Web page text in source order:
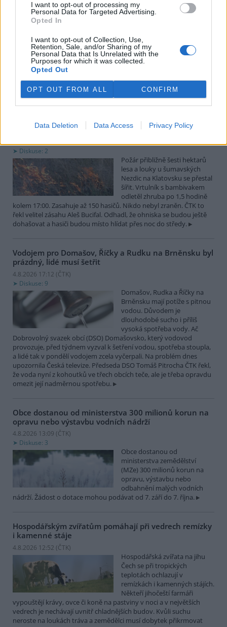
I want to opt-out of processing my
Personal Data for Targeted Advertising.
Opted In
I want to opt-out of Collection, Use,
Retention, Sale, and/or Sharing of my
Personal Data that Is Unrelated with the
Purposes for which it was collected.
Opted Out
OPT OUT FROM ALL CONFIRM
Data Deletion Data Access Privacy Policy
nízké hladině Visly
4.8.2026 18:35 (ČTK
Dvě polské tepelné elektrárny
omezují svůj provoz kvůli vlně
veder a nízké hladině vody v
řece Visle, kterou používají k
agenturaPAP, podle níž k tomuto kroku přistoupily elektrárny
Kozienice a Polaniec.
Desítky hasičů likvidují požár lesa na Šumavě
Aktualizováno
Diskuse: 2
Požár přibližně šesti hektarů
lesa a louky u šumavských
Nezdic na Klatovsku se přestal
šířit. Vrtulník s bambivakem
odletěl zhruba po 1,5 hodině
kolem 17:00. Zasahuje až 150 hasičů. Nikdo nebyl zraněn. ČTK to
řekl velitel zásahu Aleš Bucifal. Odhadl, že ohniska se budou ještě
dohašovat a hasiči budou místo hlídat přes noc do středy.
Vodojem pro Domašov, Říčky a Rudku na Brněnsku byl
prázdný, lidé musí šetřit
4.8.2026 17:12 (ČTK)
Diskuse: 9
Domašov, Rudka a Říčky na
Brněnsku mají potíže s pitnou
vodou. Důvodem je
dlouhodobé sucho i příliš
vysoká spotřeba vody. Ač
Dobrovolný svazek obcí (DSO) Domašovsko, který vodovod
provozuje, před týdnem vyzval k šetření vodou, spotřeba stoupla,
a lidé tak v pondělí vodojem zcela vyčerpali. Na problém dnes
upozornila Česká televize. Předseda DSO Tomáš Pitrocha ČTK řekl,
že voda nyní z kohoutků ve třech obcích teče, ale je třeba opravdu
omezit její nadměrnou spotřebu.
Obce dostanou od ministerstva 300 milionů korun na
opravu nebo výstavbu vodních nádrží
4.8.2026 13:09 (ČTK)
Diskuse: 3
Obce dostanou od
ministerstva zemědělství
(MZe) 300 milionů korun na
opravu, výstavbu nebo
odbahnění malých vodních
nádrží. Žádost o dotace mohou podávat od 7. září do 7. října.
Hospodářským zvířatům pomáhají při vedrech remízky
i kamenné stáje
4.8.2026 12:52 (ČTK)
Hospodářská zvířata na jihu
Čech se při tropických
teplotách ochlazují v
remízkách i kamenných stájích.
Někteří jihočeští farmáři
vypouštějí krávy, ovce či koně na pastviny v noci a v největších
vedrech je nechávají uvnitř chladnějších budov. Kvůli suchu
neroste na loukách tráva a zemědělci musí dobytek přikrmovat